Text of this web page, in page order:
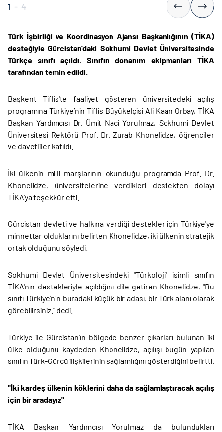
1 - 4
Türk İşbirliği ve Koordinasyon Ajansı Başkanlığının (TİKA)
desteğiyle Gürcistan'daki Sokhumi Devlet Üniversitesinde
Türkçe sınıfı açıldı. Sınıfın donanım ekipmanları TİKA
tarafından temin edildi.
Başkent Tiflis'te faaliyet gösteren üniversitedeki açılış
programına Türkiye’nin Tiflis Büyükelçisi Ali Kaan Orbay, TİKA
Başkan Yardımcısı Dr. Ümit Naci Yorulmaz, Sokhumi Devlet
Üniversitesi Rektörü Prof. Dr. Zurab Khonelidze, öğrenciler
ve davetliler katıldı.
İki ülkenin milli marşlarının okunduğu programda Prof. Dr.
Khonelidze, üniversitelerine verdikleri destekten dolayı
TİKA'ya teşekkür etti.
Gürcistan devleti ve halkına verdiği destekler için Türkiye'ye
minnettar olduklarını belirten Khonelidze, iki ülkenin stratejik
ortak olduğunu söyledi.
Sokhumi Devlet Üniversitesindeki "Türkoloji" isimli sınıfın
TİKA'nın destekleriyle açıldığını dile getiren Khonelidze, "Bu
sınıfı Türkiye'nin buradaki küçük bir adası, bir Türk alanı olarak
görebilirsiniz." dedi.
Türkiye ile Gürcistan'ın bölgede benzer çıkarları bulunan iki
ülke olduğunu kaydeden Khonelidze, açılışı bugün yapılan
sınıfın Türk-Gürcü ilişkilerinin sağlamlığını gösterdiğini belirtti.
"İki kardeş ülkenin köklerini daha da sağlamlaştıracak açılış
için bir aradayız"
TİKA Başkan Yardımcısı Yorulmaz da bulundukları